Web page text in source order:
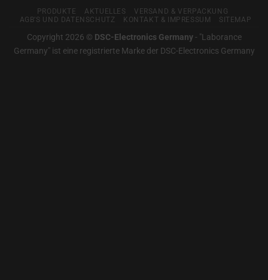
Messtechnik
PRODUKTE AKTUELLES
VERSAND & VERPACKUNG
AGB’S UND DATENSCHUTZ
KONTAKT & IMPRESSUM SITEMAP
Copyright 2026 © DSC-Electronics Germany- "Laborance
Germany" ist eine registrierte Marke der DSC-Electronics Germany